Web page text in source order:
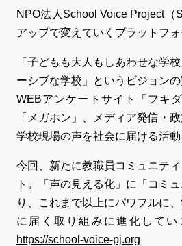
NPO法人School Voice Project（
アップで変えていくプラットフォ
「子どもも大人もしあわせな学
ーシブな学校」というビジョン
WEBアンケートサイト「フキ
「メガホン」、メディア発信・
学校現場の声を社会に届ける活動
今回、新たに教職員コミュニテ
ト。「声の見える化」に「コミ
り、これまで以上にパワフルに
に届く取り組みに進化してい
https://school-voice-pj.org